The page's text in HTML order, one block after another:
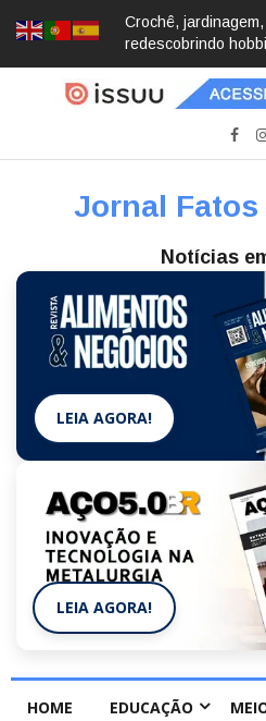
Crochê,
redescobrindo
Jornal
Notícias
LEIA AGORA!
LEIA AGORA!
HOME EDUCAÇÃO